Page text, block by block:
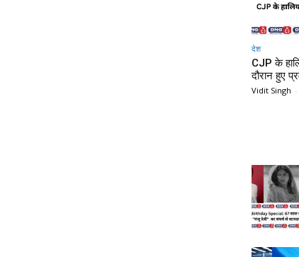
देश
CJP के
दौरान हुए
Vidit Singh -